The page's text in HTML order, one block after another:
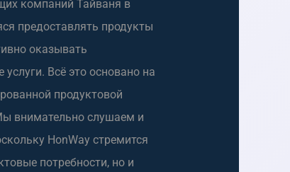
компаний Тайваня в
предоставлять продукты
оказывать
Всё это основано на
продуктовой
внимательно слушаем и
HonWay стремится
потребности, но и